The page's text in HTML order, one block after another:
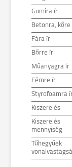
Gumira ír
Betonra, kőre
Fára ír
Bőrre ír
Műanyagra ír
Fémre ír
Styrofoamra
Kiszerelés
Kiszerelés
mennyiség
Tűhegyűek